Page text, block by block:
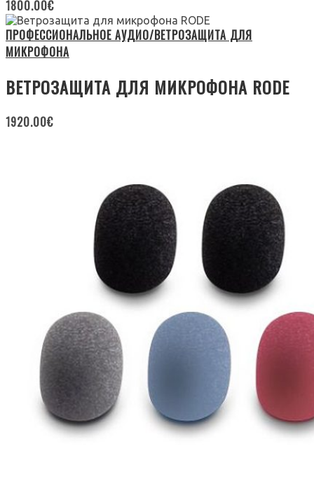
1800.00€
ПРОФЕССИОНАЛЬНОЕ АУДИО/ВЕТРОЗАЩИТА ДЛЯ
МИКРОФОНА
ВЕТРОЗАЩИТА ДЛЯ МИКРОФОНА RODE
1920.00€